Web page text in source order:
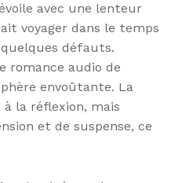
avec une lenteur
voyager dans le temps
quelques défauts.
romance audio de
envoûtante. La
la réflexion, mais
et de suspense, ce